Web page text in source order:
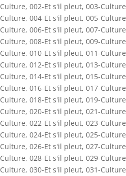
Culture, 002-Et s'il pleut, 003-Culture
Culture, 004-Et s'il pleut, 005-Culture
Culture, 006-Et s'il pleut, 007-Culture
Culture, 008-Et s'il pleut, 009-Culture
Culture, 010-Et s'il pleut, 011-Culture
Culture, 012-Et s'il pleut, 013-Culture
Culture, 014-Et s'il pleut, 015-Culture
Culture, 016-Et s'il pleut, 017-Culture
Culture, 018-Et s'il pleut, 019-Culture
Culture, 020-Et s'il pleut, 021-Culture
Culture, 022-Et s'il pleut, 023-Culture
Culture, 024-Et s'il pleut, 025-Culture
Culture, 026-Et s'il pleut, 027-Culture
Culture, 028-Et s'il pleut, 029-Culture
Culture, 030-Et s'il pleut, 031-Culture